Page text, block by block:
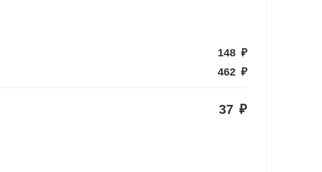
148 ₽
462 ₽
37 ₽